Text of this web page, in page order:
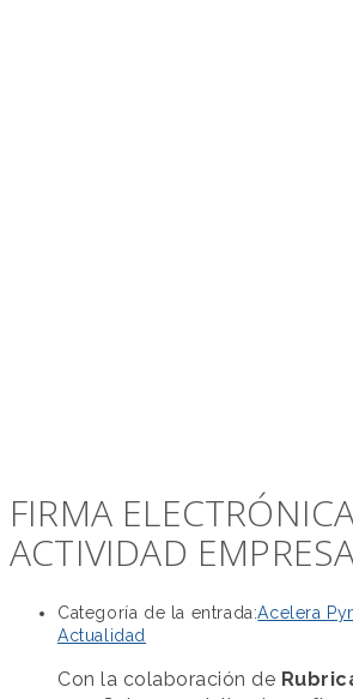
FIRMA
ACTIVIDAD
Categoría de la entrada:Acelera
Actualidad
Con la colaboración de